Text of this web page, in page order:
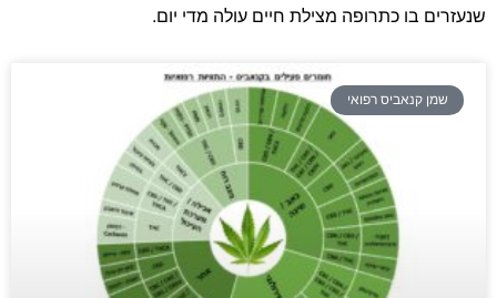
שנעזרים בו כתרופה מצילת חיים עולה מדי יום.
שמן קנאביס רפואי